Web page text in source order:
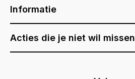
Informatie
Acties die je niet wil missen